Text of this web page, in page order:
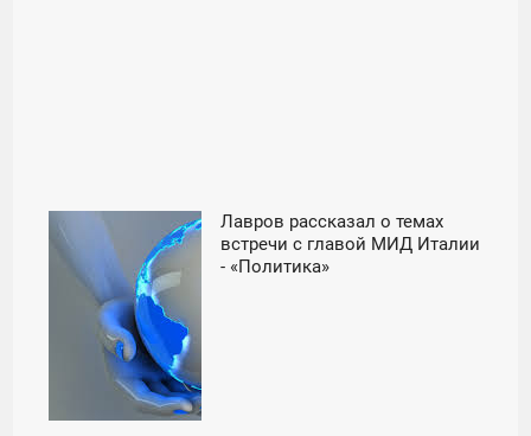
Лавров рассказал о темах
встречи с главой МИД Италии
- «Политика»